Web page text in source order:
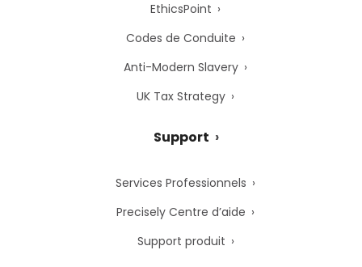
EthicsPoint
Codes de Conduite
Anti-Modern Slavery
UK Tax Strategy
Support
Services Professionnels
Precisely Centre d’aide
Support produit